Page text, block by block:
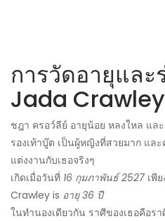
การวัดอายุและ
Jada Crawley
ชฎา ครอว์ลีย์ อายุน้อย หลงใหล แ
รองเท้าบู๊ต เป็นผู้หญิงที่สวยมาก แล
แต่งงานกับเธอจริงๆ
เกิดเมื่อวันที่ 16 กุมภาพันธ์ 2527 เพี
Crawley is อายุ 36 ปี
ในทำนองเดียวกัน ราศีของเธอคือ